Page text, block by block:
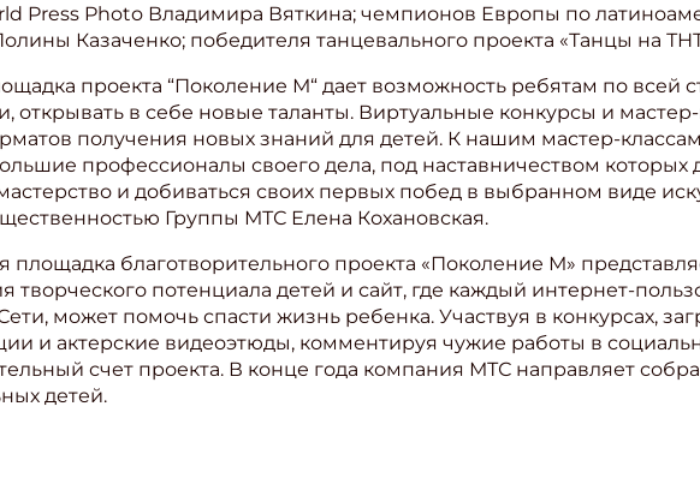
Press Photo Владимира Вяткина; чемпионов Европы по
Казаченко; победителя танцевального проекта «Танцы на
проекта “Поколение М“ дает возможность ребятам по всей
открывать в себе новые таланты. Виртуальные конкурсы и
получения новых знаний для детей. К нашим мастер-
профессионалы своего дела, под наставничеством которых
и добиваться своих первых побед в выбранном виде
Группы МТС Елена Кохановская.
площадка благотворительного проекта «Поколение М»
творческого потенциала детей и сайт, где каждый интернет-
может помочь спасти жизнь ребенка. Участвуя в конкурсах,
и актерские видеоэтюды, комментируя чужие работы в
счет проекта. В конце года компания МТС направляет
детей.